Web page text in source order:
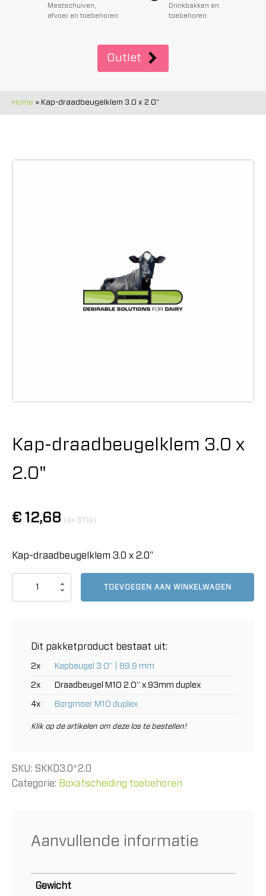
Mestschuiven,
afvoer en toebehoren
Drinkbakken en
toebehoren
Outlet
Home » Kap-draadbeugelklem 3.0 x 2.0"
Kap-draadbeugelklem 3.0 x
2.0"
€ 12,68 (ex BTW)
Kap-draadbeugelklem 3.0 x 2.0"
TOEVOEGEN AAN WINKELWAGEN
Dit pakketproduct bestaat uit:
2x Kapbeugel 3.0" | 89.9 mm
2x Draadbeugel M10 2.0" x 93mm duplex
4x Borgmoer M10 duplex
Klik op de artikelen om deze los te bestellen!
SKU: SKKD3.0*2.0
Categorie: Boxafscheiding toebehoren
Aanvullende informatie
Gewicht